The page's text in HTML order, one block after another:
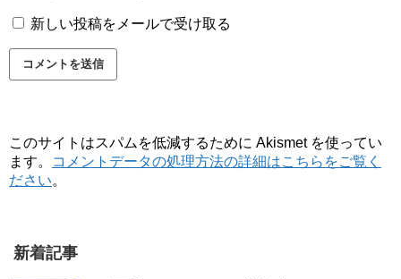
新しい投稿をメールで受け取る
このサイトはスパムを低減するために Akismet を使ってい
ます。
コメントデータの処理方法の詳細はこちらをご覧く
ださい。
新着記事